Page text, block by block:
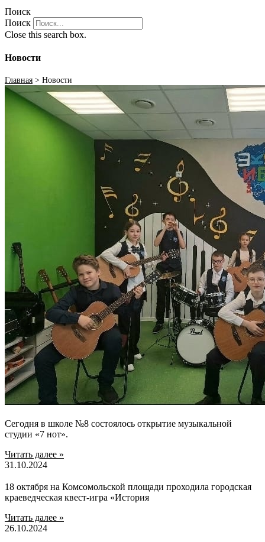
Поиск
Поиск
Close this search box.
Новости
Главная > Новости
Сегодня в школе №8 состоялось открытие музыкальной
студии «7 нот».
Читать далее »
31.10.2024
18 октября на Комсомольской площади проходила городская
краеведческая квест-игра «История
Читать далее »
26.10.2024